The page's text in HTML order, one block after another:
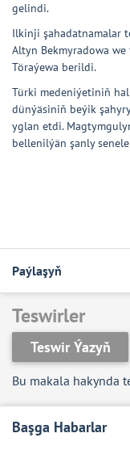
gelindi.
Ilkinji şahadatnamalar
Altyn Bekmyradowa
Töraýewa berildi.
Türki medeniýetiniň
dünýäsiniň beýik
yglan etdi.
bellenilýän şanly
Paýlaşyň
Başga Habarlar
Teswirler
Teswir Ýazyň
Bu makala hakynda